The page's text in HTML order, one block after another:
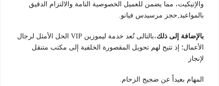
والإتيكيت، مما يضمن للعميل الخصوصية التامة والالتزام الدقيق
بالمواعيد,حجز مرسيدس فيانو.
بالإضافة إلى ذلك
،بالتالى تُعد خدمة ليموزين VIP الحل الأمثل لرجال
الأعمال؛ إذ تتيح لهم تحويل المقصورة الخلفية إلى مكتب متنقل
لإنجاز
المهام بعيداً عن ضجيج الزحام.